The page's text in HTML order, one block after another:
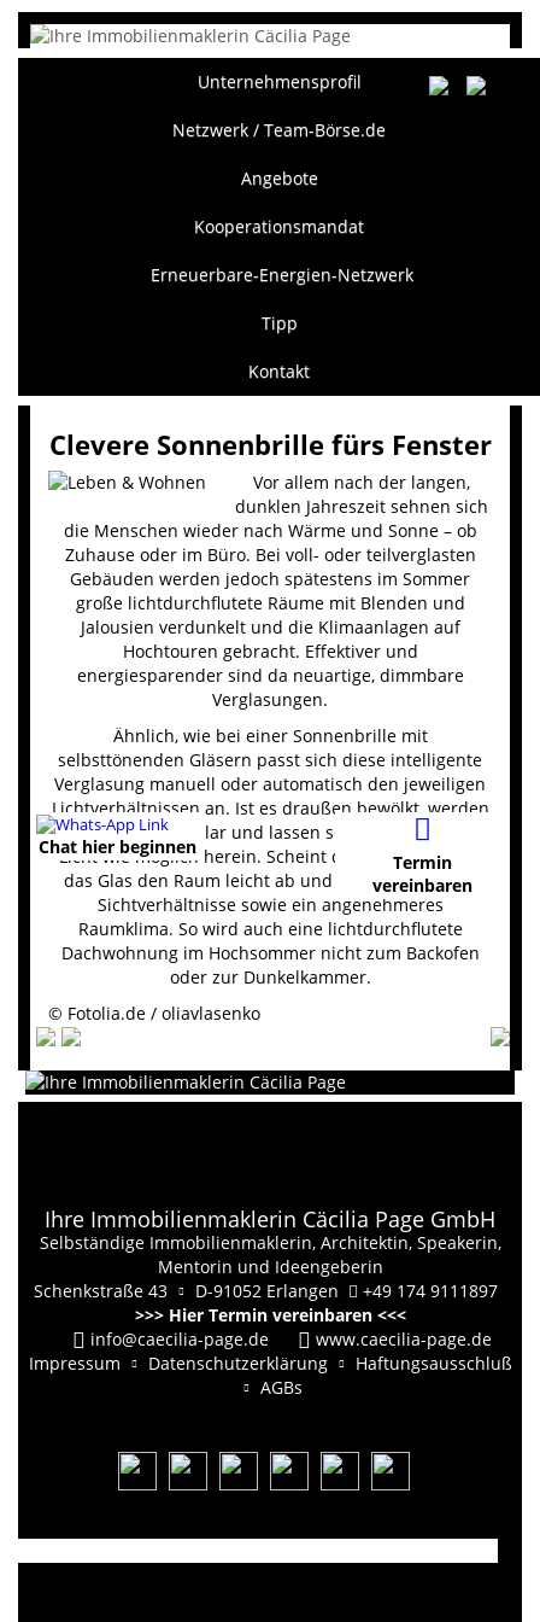
Chat hier beginnen
Termin
vereinbaren
Unternehmensprofil
Netzwerk / Team-Börse.de
Angebote
Kooperationsmandat
Erneuerbare-Energien-Netzwerk
Tipp
Kontakt
Clevere Sonnenbrille fürs Fenster
Vor allem nach der langen,
dunklen Jahreszeit sehnen sich
die Menschen wieder nach Wärme und Sonne – ob
Zuhause oder im Büro. Bei voll- oder teilverglasten
Gebäuden werden jedoch spätestens im Sommer
große lichtdurchflutete Räume mit Blenden und
Jalousien verdunkelt und die Klimaanlagen auf
Hochtouren gebracht. Effektiver und
energiesparender sind da neuartige, dimmbare
Verglasungen.
Ähnlich, wie bei einer Sonnenbrille mit
selbsttönenden Gläsern passt sich diese intelligente
Verglasung manuell oder automatisch den jeweiligen
Lichtverhältnissen an. Ist es draußen bewölkt, werden
die Fenster glasklar und lassen so viel natürliches
Licht wie möglich herein. Scheint die Sonne, dunkelt
das Glas den Raum leicht ab und sorgt für bessere
Sichtverhältnisse sowie ein angenehmeres
Raumklima. So wird auch eine lichtdurchflutete
Dachwohnung im Hochsommer nicht zum Backofen
oder zur Dunkelkammer.
© Fotolia.de / oliavlasenko
Ihre Immobilienmaklerin Cäcilia Page GmbH
Selbständige Immobilienmaklerin, Architektin, Speakerin,
Mentorin und Ideengeberin
Schenkstraße 43
D-91052 Erlangen
+49 174 9111897
>>> Hier Termin vereinbaren <<<
info@caecilia-page.de
www.caecilia-page.de
Impressum
Datenschutzerklärung
Haftungsausschluß
AGBs